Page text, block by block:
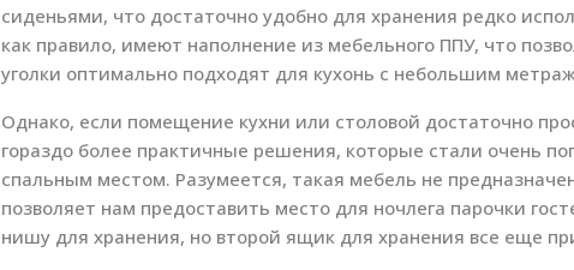
сиденьями, что достаточно удобно для хранения редко
как правило, имеют наполнение из мебельного ППУ, что
уголки оптимально подходят для кухонь с небольшим
Однако, если помещение кухни или столовой достаточно
гораздо более практичные решения, которые стали очень
спальным местом. Разумеется, такая мебель не
позволяет нам предоставить место для ночлега парочки
нишу для хранения, но второй ящик для хранения все еще